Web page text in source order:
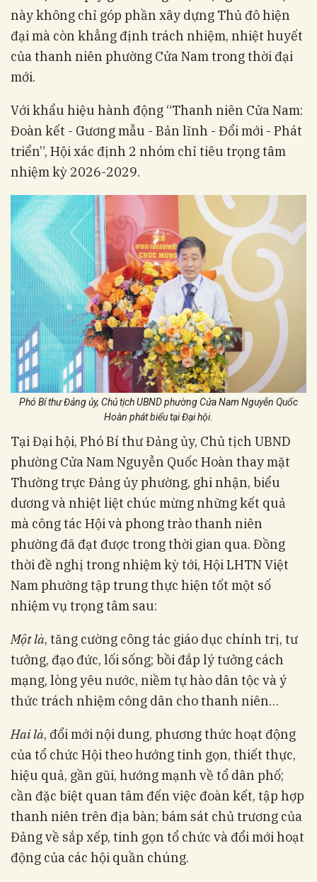
này không chỉ góp phần xây dựng Thủ đô hiện
đại mà còn khẳng định trách nhiệm, nhiệt huyết
của thanh niên phường Cửa Nam trong thời đại
mới.
Với khẩu hiệu hành động “Thanh niên Cửa Nam:
Đoàn kết - Gương mẫu - Bản lĩnh - Đổi mới - Phát
triển”, Hội xác định 2 nhóm chỉ tiêu trọng tâm
nhiệm kỳ 2026-2029.
Phó Bí thư Đảng ủy, Chủ tịch UBND phường Cửa Nam Nguyễn Quốc
Hoàn phát biểu tại Đại hội.
Tại Đại hội, Phó Bí thư Đảng ủy, Chủ tịch UBND
phường Cửa Nam Nguyễn Quốc Hoàn thay mặt
Thường trực Đảng ủy phường, ghi nhận, biểu
dương và nhiệt liệt chúc mừng những kết quả
mà công tác Hội và phong trào thanh niên
phường đã đạt được trong thời gian qua. Đồng
thời đề nghị trong nhiệm kỳ tới, Hội LHTN Việt
Nam phường tập trung thực hiện tốt một số
nhiệm vụ trọng tâm sau:
Một là, tăng cường công tác giáo dục chính trị, tư
tưởng, đạo đức, lối sống; bồi đắp lý tưởng cách
mạng, lòng yêu nước, niềm tự hào dân tộc và ý
thức trách nhiệm công dân cho thanh niên…
Hai là, đổi mới nội dung, phương thức hoạt động
của tổ chức Hội theo hướng tinh gọn, thiết thực,
hiệu quả, gần gũi, hướng mạnh về tổ dân phố;
cần đặc biệt quan tâm đến việc đoàn kết, tập hợp
thanh niên trên địa bàn; bám sát chủ trương của
Đảng về sắp xếp, tinh gọn tổ chức và đổi mới hoạt
động của các hội quần chúng.